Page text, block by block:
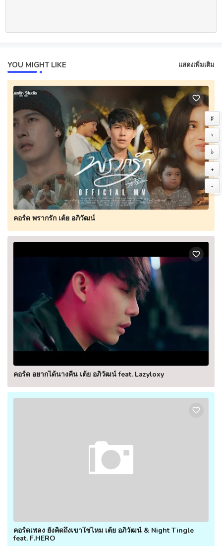
YOU MIGHT LIKE แสดงเพิ่มเติม
คอร์ด พรากรัก เต้ย อภิวัฒน์
คอร์ด อยากได้นางคืน เต้ย อภิวัฒน์ feat. Lazyloxy
คอร์ดเพลง ยังคิดถึงเขาใช่ไหม เต้ย อภิวัฒน์ & Night Tingle
feat. F.HERO
♯
♮
♭
+
-